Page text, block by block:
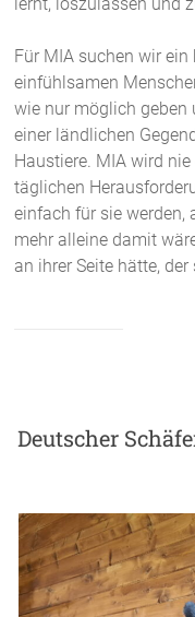
Für MIA suchen wir
einfühlsamen
wie nur möglich geben
einer ländlichen
Haustiere. MIA wird
täglichen
einfach für sie werden,
mehr alleine damit
an ihrer Seite hätte,
Deutscher